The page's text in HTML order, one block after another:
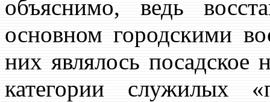
объяснимо, ведь
основном городскими
них являлось посадское
категории